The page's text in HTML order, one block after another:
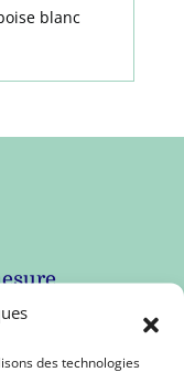
des technologies
blanc
pas à nous solliciter
séminaires